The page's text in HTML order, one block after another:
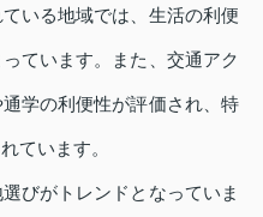
いる地域では、生活の利便
ています。また、交通アク
学の利便性が評価され、特
ています。
びがトレンドとなっていま